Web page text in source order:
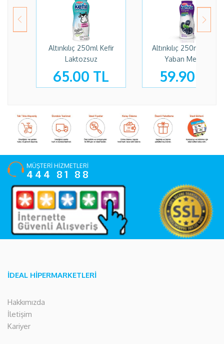
Altınkılıç 250ml Kefir
65.00 TL
Altınkılıç 250ml Kefirıx
Yaban Mersini
59.90 TL
MÜŞTERİ HİZMETLERİ
444 81 88
İDEAL HİPERMARKETLERİ
Hakkımızda
İletişim
Kariyer